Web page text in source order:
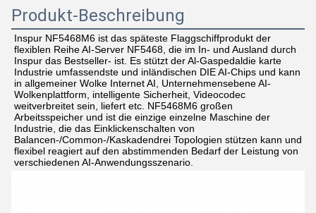
Produkt-Beschreibung
Inspur NF5468M6 ist das späteste Flaggschiffprodukt der
flexiblen Reihe AI-Server NF5468, die im In- und Ausland durch
Inspur das Bestseller- ist. Es stützt der Al-Gaspedaldie karte
Industrie umfassendste und inländischen DIE AI-Chips und kann
in allgemeiner Wolke Internet AI, Unternehmensebene AI-
Wolkenplattform, intelligente Sicherheit, Videocodec
weitverbreitet sein, liefert etc. NF5468M6 großen
Arbeitsspeicher und ist die einzige einzelne Maschine der
Industrie, die das Einklickenschalten von
Balancen-/Common-/Kaskadendrei Topologien stützen kann und
flexibel reagiert auf den abstimmenden Bedarf der Leistung von
verschiedenen AI-Anwendungsszenario.